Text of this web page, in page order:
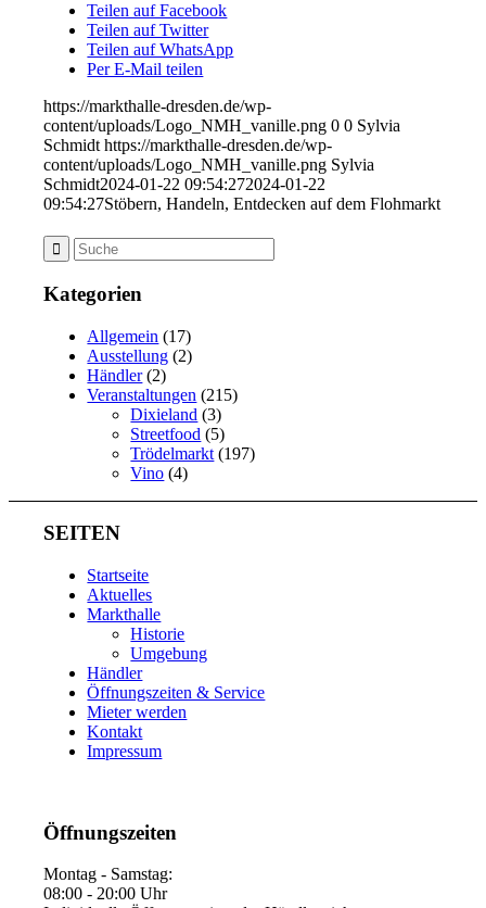
Teilen auf Facebook
Teilen auf Twitter
Teilen auf WhatsApp
Per E-Mail teilen
https://markthalle-dresden.de/wp-
content/uploads/Logo_NMH_vanille.png 0 0 Sylvia
Schmidt https://markthalle-dresden.de/wp-
content/uploads/Logo_NMH_vanille.png Sylvia
Schmidt2024-01-22 09:54:272024-01-22
09:54:27Stöbern, Handeln, Entdecken auf dem Flohmarkt
Kategorien
Allgemein (17)
Ausstellung (2)
Händler(2)
Veranstaltungen (215)
Dixieland (3)
Streetfood (5)
Trödelmarkt (197)
Vino (4)
SEITEN
Startseite
Aktuelles
Markthalle
Historie
Umgebung
Händler
Öffnungszeiten & Service
Mieter werden
Kontakt
Impressum
Öffnungszeiten
Montag - Samstag:
08:00 - 20:00 Uhr